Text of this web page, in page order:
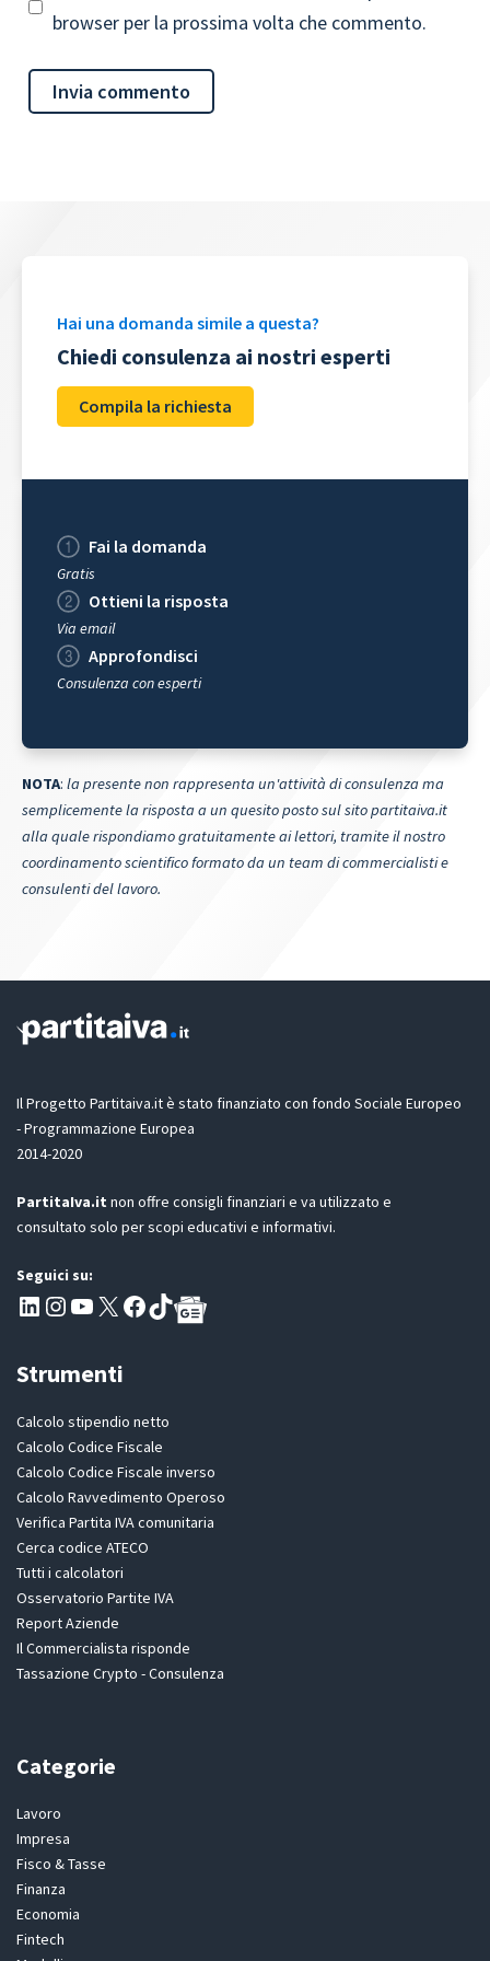
browser per la prossima volta che commento.
Hai una domanda simile a questa?
Chiedi consulenza ai nostri esperti
Compila la richiesta
Fai la domanda
Gratis
Ottieni la risposta
Via email
Approfondisci
Consulenza con esperti
NOTA: la presente non rappresenta un'attività di consulenza ma
semplicemente la risposta a un quesito posto sul sito partitaiva.it
alla quale rispondiamo gratuitamente ai lettori, tramite il nostro
coordinamento scientifico formato da un team di commercialisti e
consulenti del lavoro.
Il Progetto Partitaiva.it è stato finanziato con fondo Sociale Europeo
- Programmazione Europea
2014-2020
PartitaIva.it non offre consigli finanziari e va utilizzato e
consultato solo per scopi educativi e informativi.
Seguici su:
Pagina LinkedIn PartitaIva
Instagram
Canale YouTube Evoluzione - Partitaiva.it
X Segui PartitaIva su Facebook
TikTok
Strumenti
Calcolo stipendio netto
Calcolo Codice Fiscale
Calcolo Codice Fiscale inverso
Calcolo Ravvedimento Operoso
Verifica Partita IVA comunitaria
Cerca codice ATECO
Tutti i calcolatori
Osservatorio Partite IVA
Report Aziende
Il Commercialista risponde
Tassazione Crypto - Consulenza
Categorie
Lavoro
Impresa
Fisco & Tasse
Finanza
Economia
Fintech